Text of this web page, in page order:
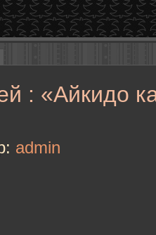
: «Айкидо
admin